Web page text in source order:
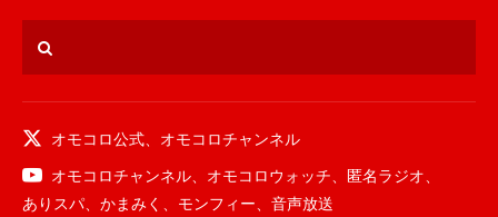
オモコロ公式
オモコロチャンネル
オモコロチャンネル
オモコロウォッチ 匿名ラジオ
ありスパ
かまみく モンフィー
音声放送